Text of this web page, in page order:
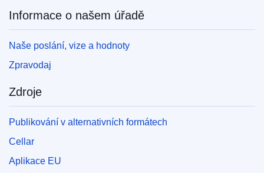
Informace o našem úřadě
Naše poslání, vize a hodnoty
Zpravodaj
Zdroje
Publikování v alternativních formátech
Cellar
Aplikace EU